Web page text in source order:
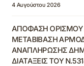
4 Αυγούστου 2026
ΑΠΟΦΑΣΗ
ΜΕΤΑΒΙΒΑΣΗ
ΑΝΑΠΛΗΡΩΣΗΣ
ΔΙΑΤΑΞΕΙΣ ΤΟΥ